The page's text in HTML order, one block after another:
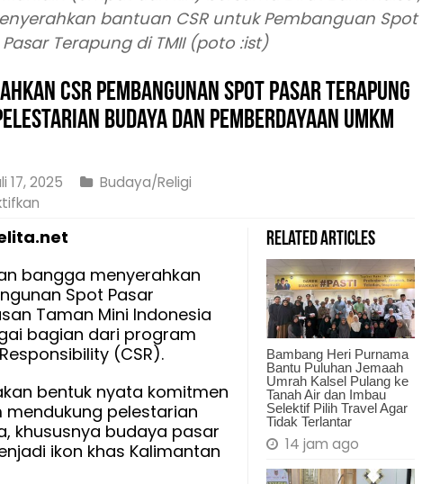
bantuan CSR untuk Pembanguan Spot
Pasar Terapung di TMII (poto :ist)
CSR Pembangunan Spot Pasar Terapung
Budaya dan Pemberdayaan UMKM
17, 2025
Budaya/Religi
pada
Kalsel
CSR
Pembangunan
Spot
Pasar
Terapung
di
TMII:
Dukung
Pelestarian
Related Articles
Bambang Heri Purnama
Bantu Puluhan Jemaah
Umrah Kalsel Pulang ke
Tanah Air dan Imbau
Selektif Pilih Travel Agar
Tidak Terlantar
14 jam ago
bangga menyerahkan
Spot Pasar
Taman Mini Indonesia
bagian dari program
(CSR).
bentuk nyata komitmen
mendukung pelestarian
khususnya budaya pasar
ikon khas Kalimantan